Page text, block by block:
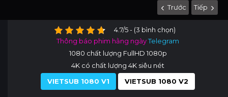
Trước Tiếp
4.7/5 - (3 bình chọn)
Thông báo phim hằng ngàyTelegram
1080 chất lượng FullHD 1080p
4K có chất lượng 4K siêu nét
VIETSUB 1080 V1
VIETSUB 1080 V2